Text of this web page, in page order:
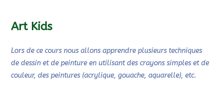
Art Kids
Lors de ce cours nous allons apprendre plusieurs techniques
de dessin et de peinture en utilisant des crayons simples et de
couleur, des peintures (acrylique, gouache, aquarelle), etc.